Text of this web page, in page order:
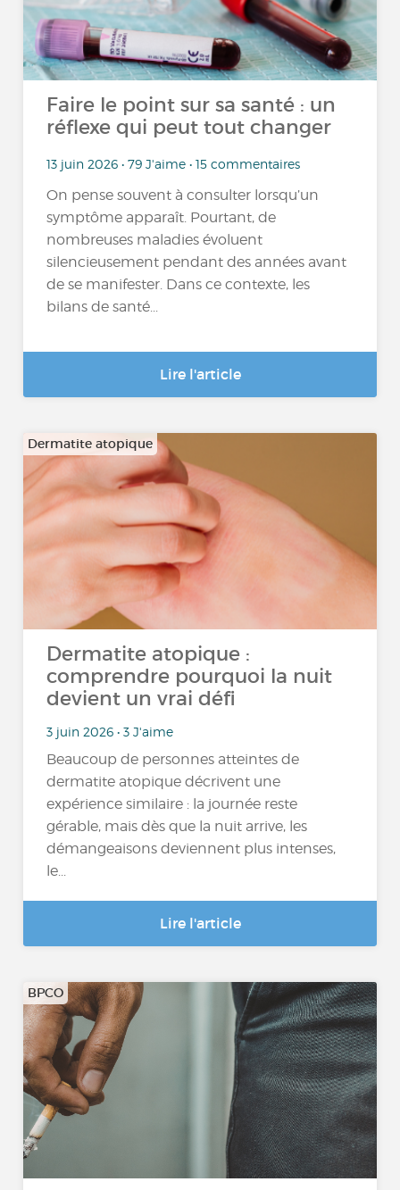
Faire le point sur sa santé : un
réflexe qui peut tout changer
13 juin 2026 • 79 J'aime • 15 commentaires
On pense souvent à consulter lorsqu’un
symptôme apparaît. Pourtant, de
nombreuses maladies évoluent
silencieusement pendant des années avant
de se manifester. Dans ce contexte, les
bilans de santé...
Lire l'article
Dermatite atopique
Dermatite atopique :
comprendre pourquoi la nuit
devient un vrai défi
3 juin 2026 • 3 J'aime
Beaucoup de personnes atteintes de
dermatite atopique décrivent une
expérience similaire : la journée reste
gérable, mais dès que la nuit arrive, les
démangeaisons deviennent plus intenses,
le...
Lire l'article
BPCO